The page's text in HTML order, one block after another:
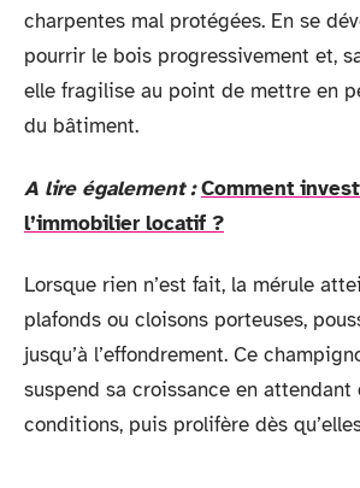
charpentes mal protégées. En se
pourrir le bois progressivement et,
elle fragilise au point de mettre en
du bâtiment.
A lire également : Comment
l’immobilier locatif ?
Lorsque rien n’est fait, la mérule
plafonds ou cloisons porteuses,
jusqu’à l’effondrement. Ce
suspend sa croissance en attendant
conditions, puis prolifère dès